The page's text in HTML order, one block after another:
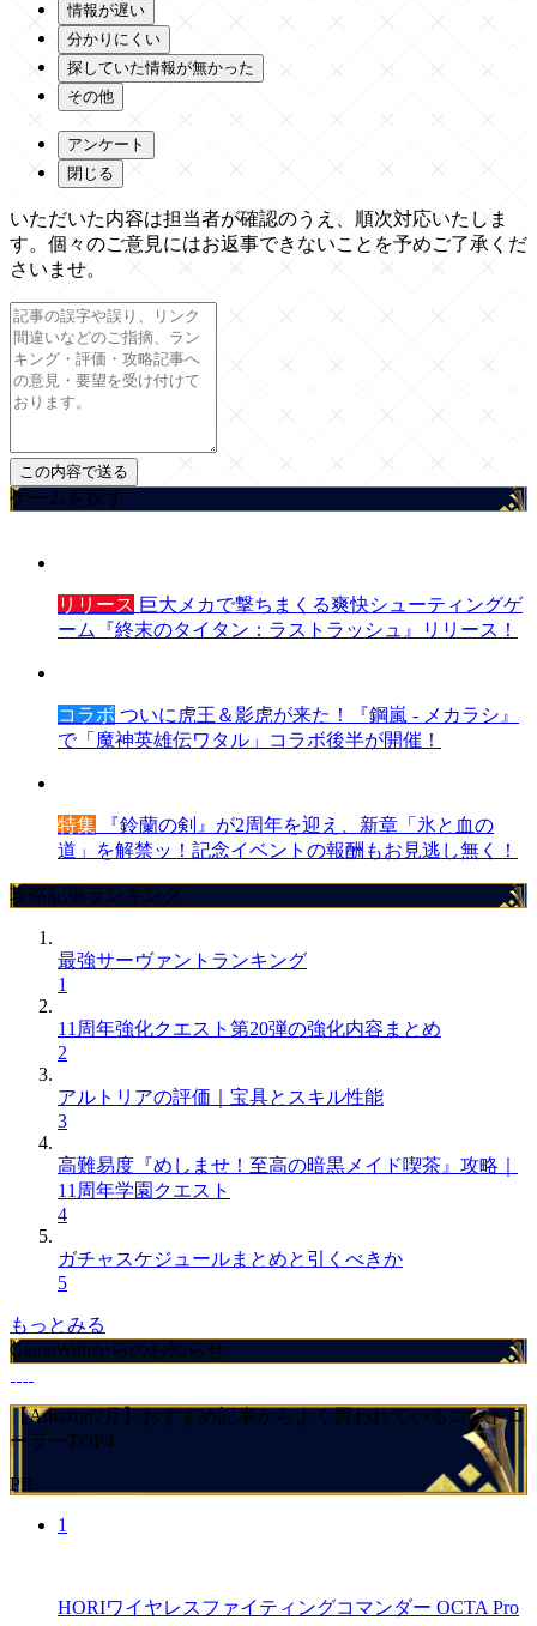
情報が遅い
分かりにくい
探していた情報が無かった
その他
アンケート
閉じる
いただいた内容は担当者が確認のうえ、順次対応いたしま
す。個々のご意見にはお返事できないことを予めご了承くだ
さいませ。
ゲームを探す
リリース 巨大メカで撃ちまくる爽快シューティングゲ
ーム『終末のタイタン：ラストラッシュ』リリース！
コラボ ついに虎王＆影虎が来た！『鋼嵐 - メカラシ』
で「魔神英雄伝ワタル」コラボ後半が開催！
特集 『鈴蘭の剣』が2周年を迎え、新章「氷と血の
道」を解禁ッ！記念イベントの報酬もお見逃し無く！
攻略記事ランキング
最強サーヴァントランキング
1
11周年強化クエスト第20弾の強化内容まとめ
2
アルトリアの評価｜宝具とスキル性能
3
高難易度『めしませ！至高の暗黒メイド喫茶』攻略｜
11周年学園クエスト
4
ガチャスケジュールまとめと引くべきか
5
もっとみる
GameWithからのお知らせ
【Amazon7月】おすすめ記事からよく買われているコントロ
ーラーTOP4
PR
1
HORIワイヤレスファイティングコマンダー OCTA Pro